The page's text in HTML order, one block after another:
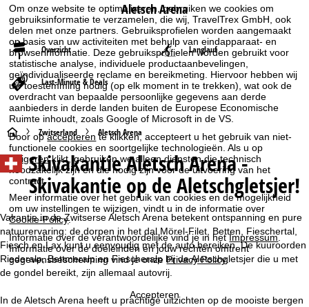
Om onze website te optimaliseren, gebruiken we cookies om
gebruiksinformatie te verzamelen, die wij, TravelTrex GmbH, ook
delen met onze partners. Gebruiksprofielen worden aangemaakt
op basis van uw activiteiten met behulp van eindapparaat- en
browserinformatie. Deze gebruiksprofielen worden gebruikt voor
statistische analyse, individuele productaanbevelingen,
geïndividualiseerde reclame en bereikmeting. Hiervoor hebben wij
uw toestemming nodig (op elk moment in te trekken), wat ook de
overdracht van bepaalde persoonlijke gegevens aan derde
aanbieders in derde landen buiten de Europese Economische
Ruimte inhoudt, zoals Google of Microsoft in de VS.
Door opaccepteren te klikken, accepteert u het gebruik van niet-
functionele cookies en soortgelijke technologieën. Als u op
weigerenklikt, gebruiken we alleen diensten die technisch
noodzakelijk zijn en die nodig zijn voor de uitvoering van het
contract.
Meer informatie over het gebruik van cookies en de mogelijkheid
om uw instellingen te wijzigen, vindt u in de informatie over
Cookie-Policy.
Informatie over de verantwoordelijke vind je in hetImpressum.
Informatie over de doeleinden en jouw rechten omtrent
gegevensbescherming vind je onzePrivacy Policy.
Accepteren
Aletsch Arena
Overzicht Langlauf
Last-Minute & Deals
S
t
a
r
t
p
a
Zwitserland Aletsch Arena
Skivakantie Aletsch Arena -
Skivakantie op de Aletschgletsjer!
Vakantie in de Zwitserse Aletsch Arena betekent ontspanning en pure
natuurervaring: de dorpen in het dal Mörel-Filet, Betten, Fieschertal,
Fiesch en Lax kunt u eenvoudig met de auto bereiken. De kuuroorden
Riederalp, Bettmeralp en Fiescheralp bij de Aletschgletsjer die u met
de gondel bereikt, zijn allemaal autovrij.
In de Aletsch Arena heeft u prachtige uitzichten op de mooiste bergen